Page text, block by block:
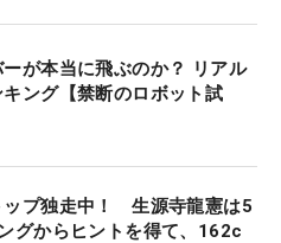
が本当に飛ぶのか？ リアル
ング【禁断のロボット試
ップ独走中！ 生源寺龍憲は5
グからヒントを得て、162c